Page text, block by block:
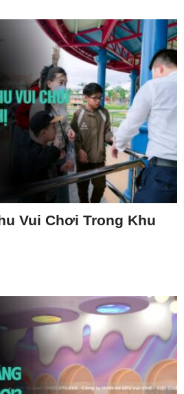
Vui Chơi Trong Khu